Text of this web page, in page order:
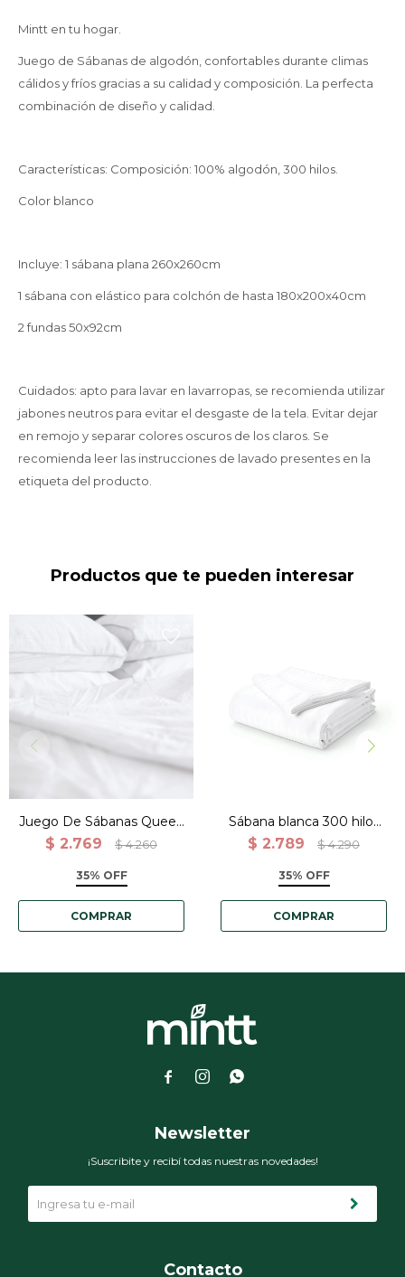
Mintt en tu hogar.
Juego de Sábanas de algodón, confortables durante climas
cálidos y fríos gracias a su calidad y composición. La perfecta
combinación de diseño y calidad.
Características: Composición: 100% algodón, 300 hilos.
Color blanco
Incluye: 1 sábana plana 260x260cm
1 sábana con elástico para colchón de hasta 180x200x40cm
2 fundas 50x92cm
Cuidados: apto para lavar en lavarropas, se recomienda utilizar
jabones neutros para evitar el desgaste de la tela. Evitar dejar
en remojo y separar colores oscuros de los claros. Se
recomienda leer las instrucciones de lavado presentes en la
etiqueta del producto.
Productos que te pueden interesar
Juego De Sábanas Queen
200 Hilos 100% Algodón -
$ 2.769 $ 4.260
35% OFF
Sábana blanca 300 hilos
Plaza y Media
$ 2.789 $ 4.290
35% OFF
  
Contacto
Newsletter
¡Suscribite y recibí todas nuestras novedades!